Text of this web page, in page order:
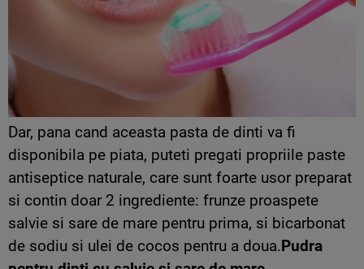
Dar, pana cand aceasta pasta de dinti va fi
disponibila pe piata, puteti pregati propriile paste
antiseptice naturale, care sunt foarte usor preparat
si contin doar 2 ingrediente: frunze proaspete
salvie si sare de mare pentru prima, si bicarbonat
de sodiu si ulei de cocos pentru a doua.Pudra